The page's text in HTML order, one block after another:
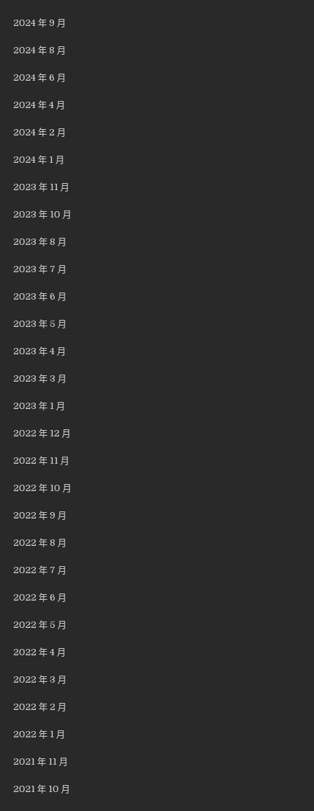
2024 年 9 月
2024 年 8 月
2024 年 6 月
2024 年 4 月
2024 年 2 月
2024 年 1 月
2023 年 11 月
2023 年 10 月
2023 年 8 月
2023 年 7 月
2023 年 6 月
2023 年 5 月
2023 年 4 月
2023 年 3 月
2023 年 1 月
2022 年 12 月
2022 年 11 月
2022 年 10 月
2022 年 9 月
2022 年 8 月
2022 年 7 月
2022 年 6 月
2022 年 5 月
2022 年 4 月
2022 年 3 月
2022 年 2 月
2022 年 1 月
2021 年 11 月
2021 年 10 月